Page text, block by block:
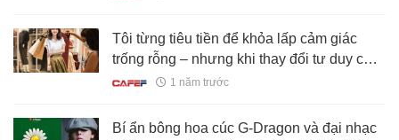
Tôi từng tiêu tiền để khỏa lấp cảm giác
trống rỗng – nhưng khi thay đổi tư duy chi
tiêu, tôi kiểm soát được tài chính, tiết kiệm
hẳn
1 năm trước
Bí ẩn bông hoa cúc G-Dragon và đại nhạc